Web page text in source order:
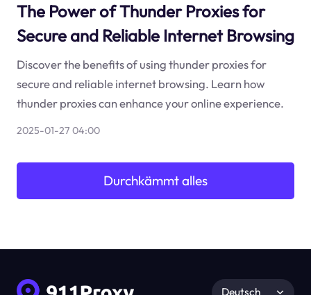
The Power of Thunder Proxies for
Secure and Reliable Internet Browsing
Discover the benefits of using thunder proxies for
secure and reliable internet browsing. Learn how
thunder proxies can enhance your online experience.
2025-01-27 04:00
Durchkämmt alles
Deutsch